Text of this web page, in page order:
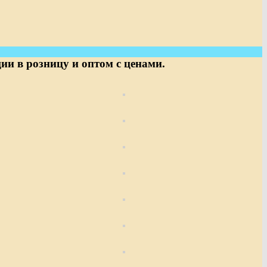
в розницу и оптом с ценами.